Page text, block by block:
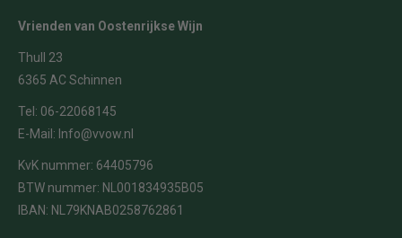
Vrienden van Oostenrijkse Wijn
Thull 23
6365 AC Schinnen
Tel: 06-22068145
E-Mail: Info@vvow.nl
KvK nummer: 64405796
BTW nummer: NL001834935B05
IBAN: NL79KNAB0258762861